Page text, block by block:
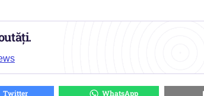
Twitter WhatsApp